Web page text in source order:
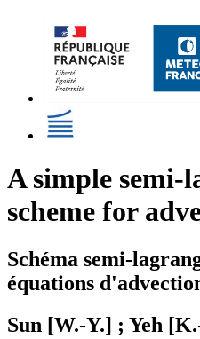
A simple semi-
scheme for
Schéma semi-
équations
Sun [W.-Y.] ; Yeh